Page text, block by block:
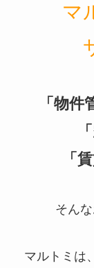
マ
「物
「
そん
マルトミは